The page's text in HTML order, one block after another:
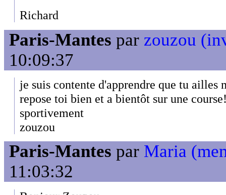
Richard
Paris-Mantes par zouzou
10:09:37
je suis contente d'apprendre que tu ailles
repose toi bien et a bientôt sur une
sportivement
zouzou
Paris-Mantes par Maria
11:03:32